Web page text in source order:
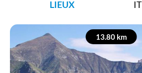
LIEUX
13.80 km